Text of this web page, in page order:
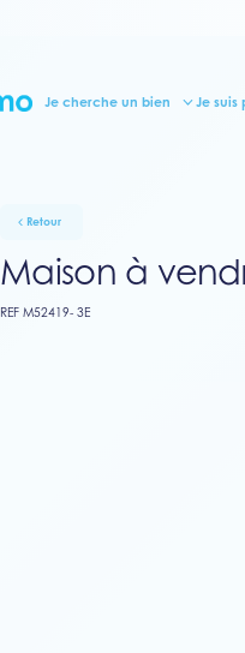
Je cherche un bien Je suis
Retour
Maison à
REF M52419- 3E